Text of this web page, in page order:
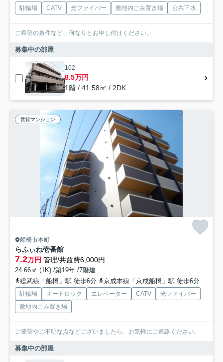
駐輪場 CATV 光ファイバー 敷地内ごみ置き場 公共下水
ご希望の条件など、何なりとお申し付けください。
募集中の部屋
102
8.5万円
1階 / 41.58㎡ / 2DK
賃貸マンション
船橋市本町
らふぃね壱番館
7.2万円 管理/共益費6,000円
24.66㎡ (1K) /築19年 /7階建
総武線「船橋」駅 徒歩6分
京成本線「京成船橋」駅 徒歩6分
駐輪場 オートロック エレベーター CATV
光ファイバー
敷地内ごみ置き場
ご要望やご不明な点などございましたら、お気軽にご連絡ください。
募集中の部屋